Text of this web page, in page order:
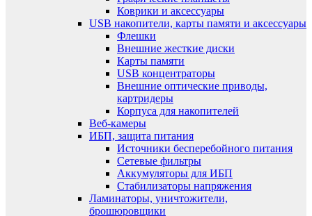
Коврики и аксессуары
USB накопители, карты памяти и аксессуары
Флешки
Внешние жесткие диски
Карты памяти
USB концентраторы
Внешние оптические приводы,
картридеры
Корпуса для накопителей
Веб-камеры
ИБП, защита питания
Источники бесперебойного питания
Сетевые фильтры
Аккумуляторы для ИБП
Стабилизаторы напряжения
Ламинаторы, уничтожители,
брошюровщики